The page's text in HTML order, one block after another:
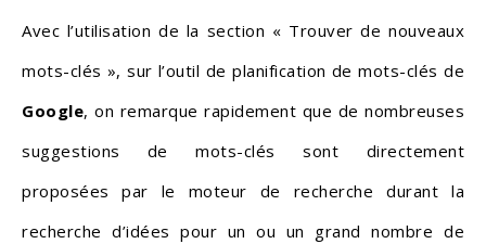
Avec l’utilisation de la section « Trouver de nouveaux
mots-clés », sur l’outil de planification de mots-clés de
Google, on remarque rapidement que de nombreuses
suggestions de mots-clés sont directement
proposées par le moteur de recherche durant la
recherche d’idées pour un ou un grand nombre de